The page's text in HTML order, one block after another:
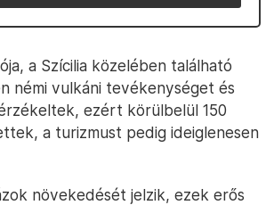
a Szícilia közelében található
némi vulkáni tevékenységet és
ezért körülbelül 150
a turizmust pedig ideiglenesen
növekedését jelzik, ezek erős